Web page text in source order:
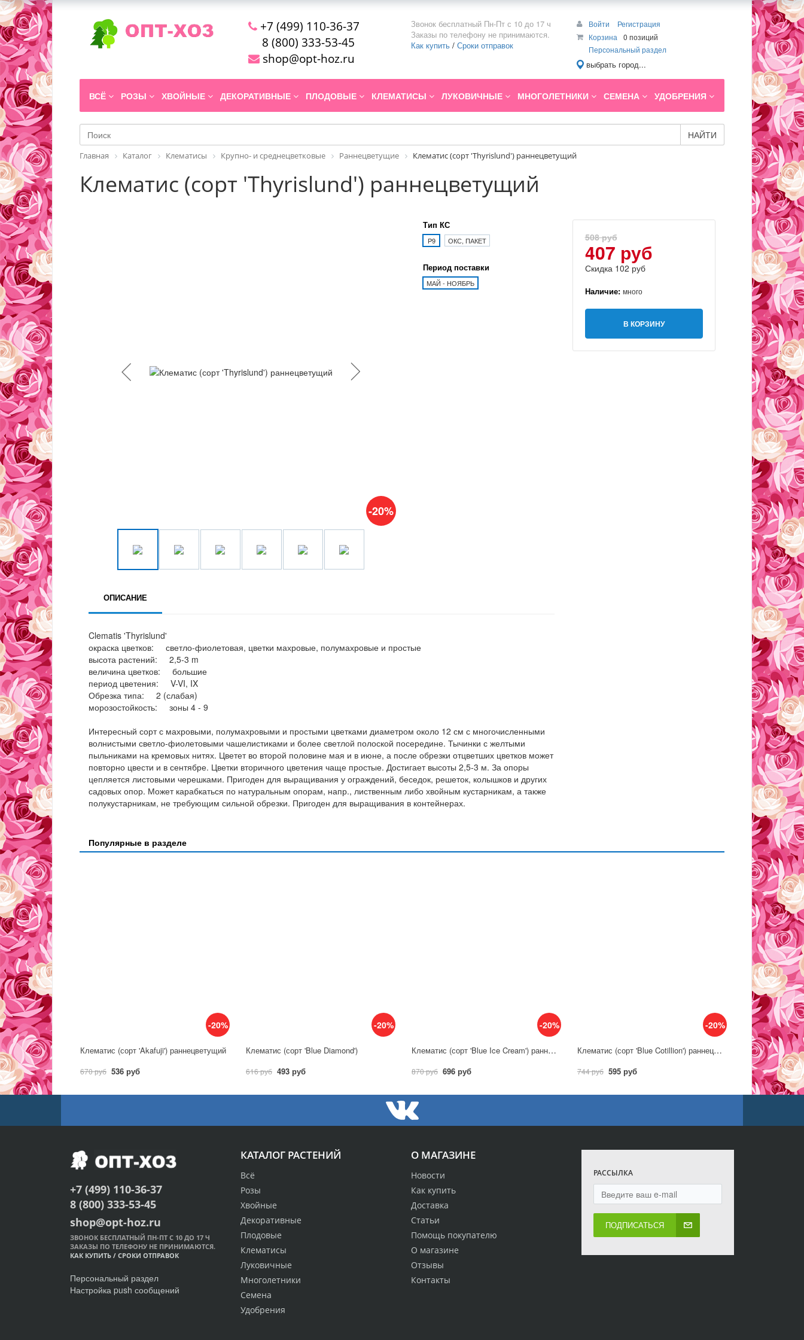
+7 (499) 110-36-37
8 (800) 333-53-45
shop@opt-hoz.ru
Звонок бесплатный Пн-Пт с 10 до 17 ч
Заказы по телефону не принимаются.
Как купить / Сроки отправок
Войти
Регистрация
Корзина
0 позиций
Персональный раздел
выбрать город...
ВСЁ РОЗЫ ХВОЙНЫЕ ДЕКОРАТИВНЫЕ ПЛОДОВЫЕ КЛЕМАТИСЫ ЛУКОВИЧНЫЕ МНОГОЛЕТНИКИ СЕМЕНА УДОБРЕНИЯ
НАЙТИ
Главная Каталог Клематисы Крупно- и среднецветковые Раннецветущие Клематис (сорт 'Thyrislund') раннецветущий
Клематис (сорт 'Thyrislund') раннецветущий
-20%
Тип КС
P9 ОКС, ПАКЕТ
Период поставки
МАЙ - НОЯБРЬ
508 руб
407 руб
Скидка 102 руб
Наличие: много
В КОРЗИНУ
ОПИСАНИЕ
Clematis 'Thyrislund'
окраска цветков: светло-фиолетовая, цветки махровые, полумахровые и простые
высота растений: 2,5-3 m
величина цветков: большие
период цветения: V-VI, IX
Обрезка типа: 2 (слабая)
морозостойкость: зоны 4 - 9
Интересный сорт с махровыми, полумахровыми и простыми цветками диаметром около 12 см с многочисленными
волнистыми светло-фиолетовыми чашелистиками и более светлой полоской посередине. Тычинки с желтыми
пыльниками на кремовых нитях. Цветет во второй половине мая и в июне, а после обрезки отцветших цветков может
повторно цвести и в сентябре. Цветки вторичного цветения чаще простые. Достигает высоты 2,5-3 м. За опоры
цепляется листовыми черешками. Пригоден для выращивания у ограждений, беседок, решеток, колышков и других
садовых опор. Может карабкаться по натуральным опорам, напр., лиственным либо хвойным кустарникам, а также
полукустарникам, не требующим сильной обрезки. Пригоден для выращивания в контейнерах.
Популярные в разделе
-20%
Клематис (сорт 'Akafuji') раннецветущий
670 руб 536 руб
-20%
Клематис (сорт 'Blue Diamond')
616 руб 493 руб
-20%
Клематис (сорт 'Blue Ice Cream') раннецветущий
870 руб 696 руб
-20%
Клематис (сорт 'Blue Cotillion') раннецветущий
744 руб 595 руб
О МАГАЗИНЕ
Новости
Как купить
Доставка
Статьи
Помощь покупателю
О магазине
Отзывы
Контакты
КАТАЛОГ РАСТЕНИЙ
Всё
Розы
Хвойные
Декоративные
Плодовые
Клематисы
Луковичные
Многолетники
Семена
Удобрения
РАССЫЛКА
ПОДПИСАТЬСЯ
+7 (499) 110-36-37
8 (800) 333-53-45
shop@opt-hoz.ru
ЗВОНОК БЕСПЛАТНЫЙ ПН-ПТ С 10 ДО 17 Ч
ЗАКАЗЫ ПО ТЕЛЕФОНУ НЕ ПРИНИМАЮТСЯ.
КАК КУПИТЬ / СРОКИ ОТПРАВОК
Персональный раздел
Настройка push сообщений